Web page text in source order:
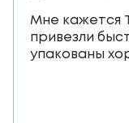
Мне кажется
привезли
упакованы